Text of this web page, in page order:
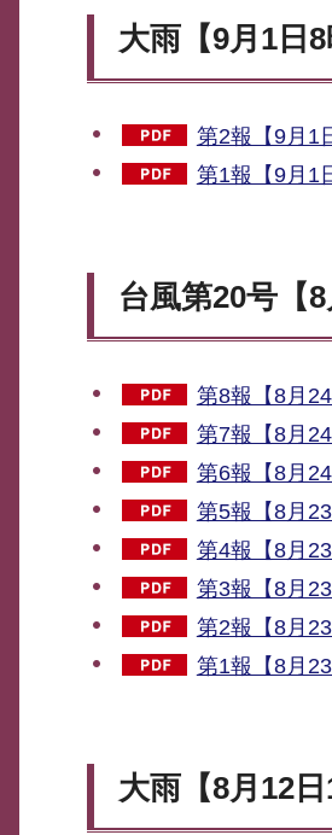
大雨【9月1日
第2報【9月1
第1報【9月1
台風第20号【
第8報【8月
第7報【8月
第6報【8月
第5報【8月
第4報【8月
第3報【8月
第2報【8月
第1報【8月
大雨【8月12